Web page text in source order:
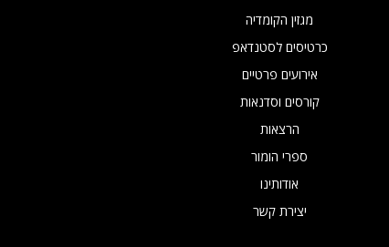
מגזין הקומדיה
כרטיסים לסטנדאפ
אירועים פרטיים
קורסים וסדנאות
הרצאות
ספרי הומור
אודותינו
יצירת קשר